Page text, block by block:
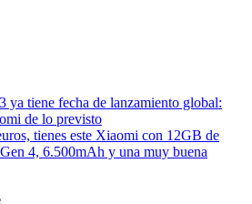
ya tiene fecha de lanzamiento global:
de lo previsto
tienes este Xiaomi con 12GB de
4, 6.500mAh y una muy buena